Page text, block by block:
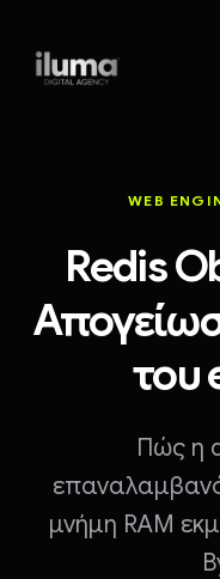
WEB
Redis
του
Πώς η
μνήμη RAM